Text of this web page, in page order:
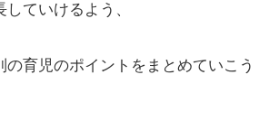
ていけるよう、
の育児のポイントをまとめていこう